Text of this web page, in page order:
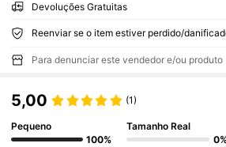
Devoluções Gratuitas
Para denunciar este vendedor e/ou produto
5,00 (1)
Pequeno
100%
Tamanho Real